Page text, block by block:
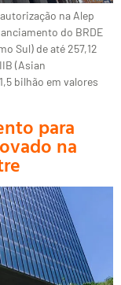
na Alep
do BRDE
Sul) de até 257,12
(Asian
bilhão em valores
para
na